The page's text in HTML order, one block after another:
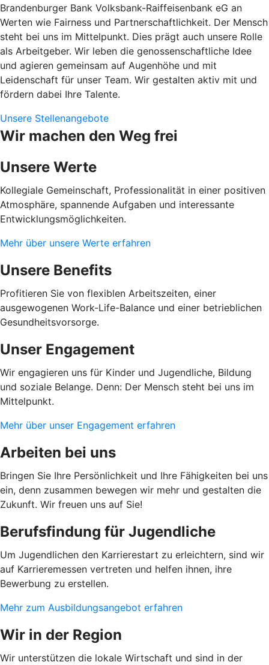
Brandenburger Bank Volksbank-Raiffeisenbank eG an
Werten wie Fairness und Partnerschaftlichkeit. Der Mensch
steht bei uns im Mittelpunkt. Dies prägt auch unsere Rolle
als Arbeitgeber. Wir leben die genossenschaftliche Idee
und agieren gemeinsam auf Augenhöhe und mit
Leidenschaft für unser Team. Wir gestalten aktiv mit und
fördern dabei Ihre Talente.
Unsere Stellenangebote
Wir machen den Weg frei
Unsere Werte
Kollegiale Gemeinschaft, Professionalität in einer positiven
Atmosphäre, spannende Aufgaben und interessante
Entwicklungsmöglichkeiten.
Mehr über unsere Werte erfahren
Unsere Benefits
Profitieren Sie von flexiblen Arbeitszeiten, einer
ausgewogenen Work-Life-Balance und einer betrieblichen
Gesundheitsvorsorge.
Unser Engagement
Wir engagieren uns für Kinder und Jugendliche, Bildung
und soziale Belange. Denn: Der Mensch steht bei uns im
Mittelpunkt.
Mehr über unser Engagement erfahren
Arbeiten bei uns
Bringen Sie Ihre Persönlichkeit und Ihre Fähigkeiten bei uns
ein, denn zusammen bewegen wir mehr und gestalten die
Zukunft. Wir freuen uns auf Sie!
Berufsfindung für Jugendliche
Um Jugendlichen den Karrierestart zu erleichtern, sind wir
auf Karrieremessen vertreten und helfen ihnen, ihre
Bewerbung zu erstellen.
Mehr zum Ausbildungsangebot erfahren
Wir in der Region
Wir unterstützen die lokale Wirtschaft und sind in der